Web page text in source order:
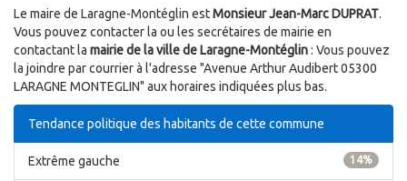
Le maire de Laragne-Montéglin estMonsieur Jean-Marc DUPRAT.
Vous pouvez contacter la ou les secrétaires de mairie en
contactant la mairie de la ville de Laragne-Montéglin: Vous pouvez
la joindre par courrier à l'adresse "Avenue Arthur Audibert 05300
LARAGNE MONTEGLIN" aux horaires indiquées plus bas.
Tendance politique des habitants de cette commune
14%
Extrême gauche